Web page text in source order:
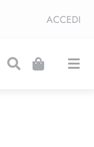
ACCEDI